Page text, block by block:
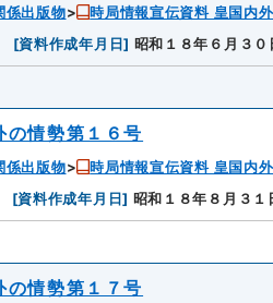
係出版物
時局情報宣伝資料 皇国内
[資料作成年月日] 昭和１８年６月３
の情勢第１６号
係出版物
時局情報宣伝資料 皇国内
[資料作成年月日] 昭和１８年８月３１
の情勢第１７号